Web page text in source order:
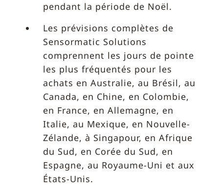
pendant la période de Noël.
Les prévisions complètes de
Sensormatic Solutions
comprennent les jours de pointe
les plus fréquentés pour les
achats en Australie, au Brésil, au
Canada, en Chine, en Colombie,
en France, en Allemagne, en
Italie, au Mexique, en Nouvelle-
Zélande, à Singapour, en Afrique
du Sud, en Corée du Sud, en
Espagne, au Royaume-Uni et aux
États-Unis.